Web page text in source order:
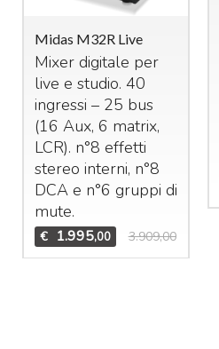
Midas M32R Live
Mixer digitale per
live e studio. 40
ingressi – 25 bus
(16 Aux, 6 matrix,
LCR). n°8 effetti
stereo interni, n°8
DCAe n°6 gruppi di
mute.
€ 1.995,00 3.909,00